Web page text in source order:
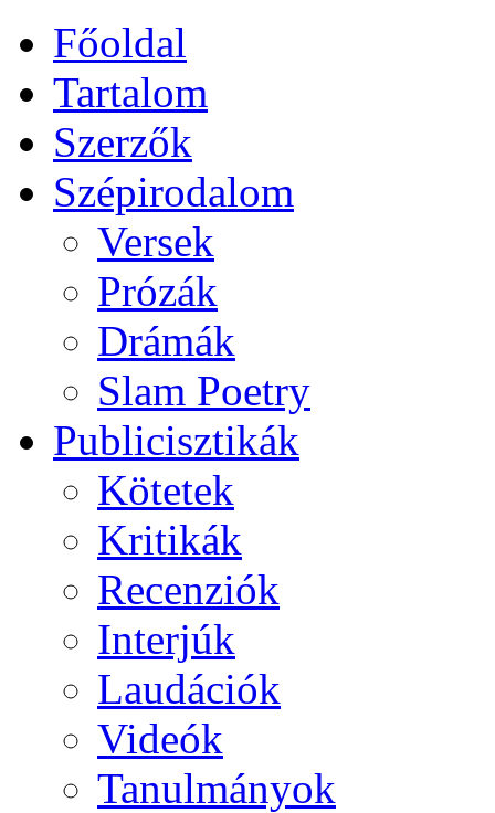
Főoldal
Tartalom
Szerzők
Szépirodalom
Versek
Prózák
Drámák
Slam Poetry
Publicisztikák
Kötetek
Kritikák
Recenziók
Interjúk
Laudációk
Videók
Tanulmányok